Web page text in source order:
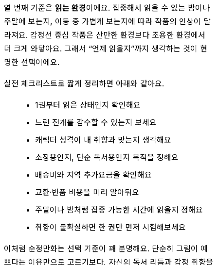
열 번째 기준은 읽는 환경이에요. 집중해서 읽을 수 있는 밤이나
주말에 보는지, 이동 중 가볍게 보는지에 따라 작품의 인상이 달
라져요. 감정선 중심 작품은 산만한 환경보다 조용한 환경에서
더 크게 와닿아요. 그래서 “언제 읽을지”까지 생각하는 것이 현
명한 선택이에요.
실전 체크리스트로 짧게 정리하면 아래와 같아요.
1권부터 읽은 상태인지 확인해요
느린 전개를 감수할 수 있는지 보세요
캐릭터 성격이 내 취향과 맞는지 생각해요
소장용인지, 단순 독서용인지 목적을 정해요
배송비와 지역 추가요금을 확인해요
교환·반품 비용을 미리 알아둬요
주말이나 밤처럼 집중 가능한 시간에 읽을지 정해요
취향이 불확실하면 한 권만 먼저 시험해보세요
이처럼 순정만화는 선택 기준이 꽤 분명해요. 단순히 그림이 예
쁘다는 이유만으로 고르기보다, 자신의 독서 리듬과 감정 취향을